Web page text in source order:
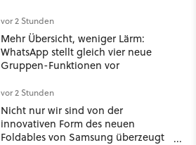
vor 2 Stunden
Mehr Übersicht, weniger Lärm:
WhatsApp stellt gleich vier neue
Gruppen-Funktionen vor
vor 2 Stunden
Nicht nur wir sind von der
innovativen Form des neuen
Foldables von Samsung überzeugt